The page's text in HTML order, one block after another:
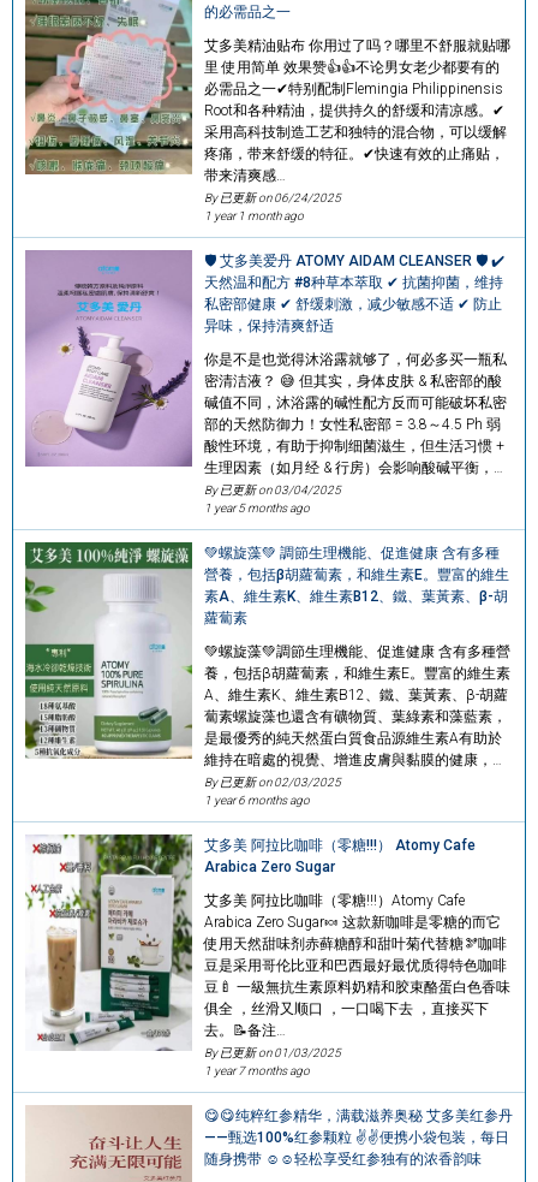
的必需品之一
艾多美精油贴布 你用过了吗？哪里不舒服就贴哪
里 使用简单 效果赞👍👍不论男女老少都要有的
必需品之一✔特别配制Flemingia Philippinensis
Root和各种精油，提供持久的舒缓和清凉感。✔
采用高科技制造工艺和独特的混合物，可以缓解
疼痛，带来舒缓的特征。✔快速有效的止痛贴，
带来清爽感…
By 已更新 on06/24/2025
1 year 1 month ago
🛡 艾多美爱丹 ATOMY AIDAM CLEANSER 🛡 ✔
天然温和配方 #8种草本萃取 ✔ 抗菌抑菌，维持
私密部健康 ✔ 舒缓刺激，减少敏感不适 ✔ 防止
异味，保持清爽舒适
你是不是也觉得沐浴露就够了，何必多买一瓶私
密清洁液？ 😅 但其实，身体皮肤 & 私密部的酸
碱值不同，沐浴露的碱性配方反而可能破坏私密
部的天然防御力！女性私密部 = 3.8～4.5 Ph 弱
酸性环境，有助于抑制细菌滋生，但生活习惯 +
生理因素（如月经 & 行房）会影响酸碱平衡，…
By 已更新 on03/04/2025
1 year 5 months ago
💚螺旋藻💚 調節生理機能、促進健康 含有多種
營養，包括β胡蘿蔔素，和維生素E。豐富的維生
素A、維生素K、維生素B12、鐵、葉黃素、β-胡
蘿蔔素
💚螺旋藻💚調節生理機能、促進健康 含有多種營
養，包括β胡蘿蔔素，和維生素E。豐富的維生素
A、維生素K、維生素B12、鐵、葉黃素、β-胡蘿
蔔素螺旋藻也還含有礦物質、葉綠素和藻藍素，
是最優秀的純天然蛋白質食品源維生素A有助於
維持在暗處的視覺、增進皮膚與黏膜的健康，…
By 已更新 on02/03/2025
1 year 6 months ago
艾多美 阿拉比咖啡（零糖!!!） Atomy Cafe
Arabica Zero Sugar
艾多美 阿拉比咖啡（零糖!!!）Atomy Cafe
Arabica Zero Sugar🍬 这款新咖啡是零糖的而它
使用天然甜味剂赤藓糖醇和甜叶菊代替糖🫘咖啡
豆是采用哥伦比亚和巴西最好最优质得特色咖啡
豆🍼 一級無抗生素原料奶精和胶束酪蛋白色香味
俱全 ，丝滑又顺口 ，一口喝下去 ，直接买下
去。📝备注…
By 已更新 on01/03/2025
1 year 7 months ago
😋😋纯粹红参精华，满载滋养奥秘 艾多美红参丹
——甄选100%红参颗粒 ✌✌便携小袋包装，每日
随身携带 ☺☺轻松享受红参独有的浓香韵味